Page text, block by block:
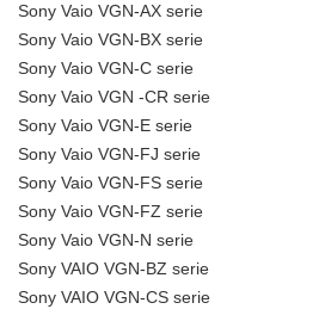
Sony Vaio VGN-AX serie
Sony Vaio VGN-BX serie
Sony Vaio VGN-C serie
Sony Vaio VGN -CR serie
Sony Vaio VGN-E serie
Sony Vaio VGN-FJ serie
Sony Vaio VGN-FS serie
Sony Vaio VGN-FZ serie
Sony Vaio VGN-N serie
Sony VAIO VGN-BZ serie
Sony VAIO VGN-CS serie